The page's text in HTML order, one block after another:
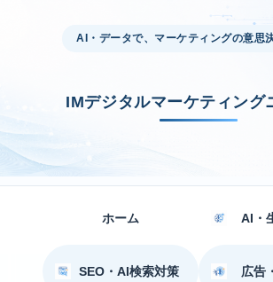
AI・データで、マーケティングの意思
IMデジタルマーケティング
ホーム AI・
SEO・AI検索対策 広告